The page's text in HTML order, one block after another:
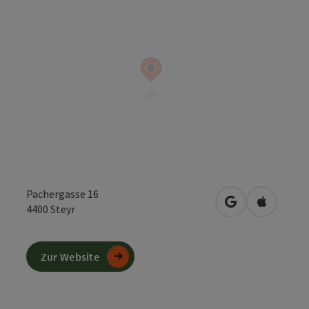
Pachergasse 16
4400 Steyr in Googlein Apple
Zur Website